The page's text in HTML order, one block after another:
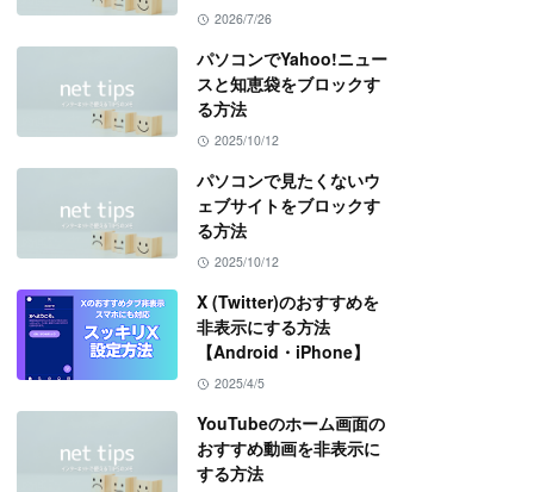
2026/7/26
パソコンでYahoo!ニュー
スと知恵袋をブロックす
る方法
2025/10/12
パソコンで見たくないウ
ェブサイトをブロックす
る方法
2025/10/12
X (Twitter)のおすすめを
非表示にする方法
【Android・iPhone】
2025/4/5
YouTubeのホーム画面の
おすすめ動画を非表示に
する方法